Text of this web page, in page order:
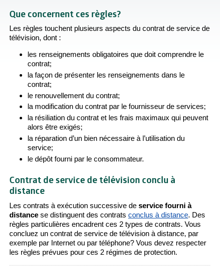
Que concernent ces règles?
Les règles touchent plusieurs aspects du contrat de service de
télévision, dont :
les renseignements obligatoires que doit comprendre le
contrat;
la façon de présenter les renseignements dans le
contrat;
le renouvellement du contrat;
la modification du contrat par le fournisseur de services;
la résiliation du contrat et les frais maximaux qui peuvent
alors être exigés;
la réparation d’un bien nécessaire à l’utilisation du
service;
le dépôt fourni par le consommateur.
Contrat de service de télévision conclu à
distance
Les contrats à exécution successive de service fourni à
distance se distinguent des contrats conclus à distance. Des
règles particulières encadrent ces 2 types de contrats. Vous
concluez un contrat de service de télévision à distance, par
exemple par Internet ou par téléphone? Vous devez respecter
les règles prévues pour ces 2 régimes de protection.